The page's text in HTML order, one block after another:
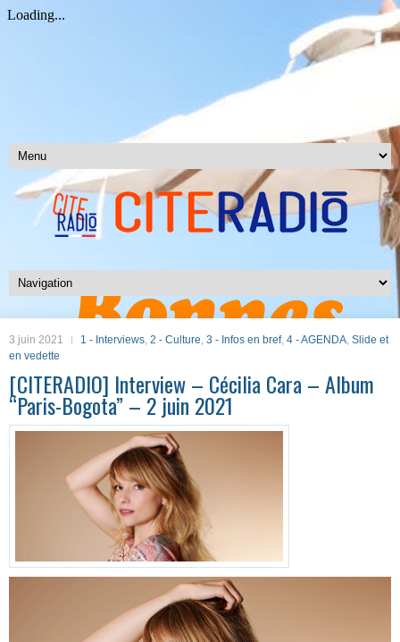
3 juin 2021 1 - Interviews, 2 - Culture, 3 - Infos en bref, 4 - AGENDA, Slide et
en vedette
[CITERADIO] Interview – Cécilia Cara – Album
“Paris-Bogota” – 2 juin 2021